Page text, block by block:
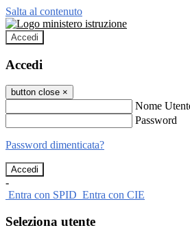
Salta al contenuto
Accedi
Accedi
button close ×
Nome
Password
Password dimenticata?
-
Entra con SPID Entra con CIE
Seleziona utente